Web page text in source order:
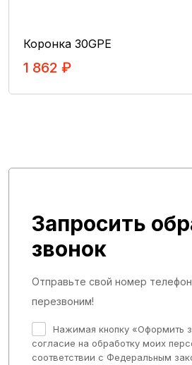
Маховики и сцепление
Теплообменники
Система питания
Система выпусков газа
Гидронасосы
Гидрораспределители
Гидроаккумуляторы
Коронка 30GPE
1 862 ₽
Запросить
звонок
Отправьте свой номер
перезвоним!
Нажимая кнопку «Оформить
согласие на обработку моих
соответствии с Федеральным